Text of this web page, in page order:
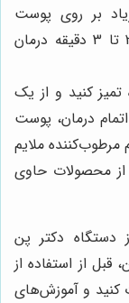
بر روی پوست
خودداری کنید. هر ناحیه را به مدت 2 تا 3 دقیقه درمان
تمیز کنید و از یک
درمان، پوست
مرطوب‌کننده ملایم
از محصولات حاوی
دستگاه دکتر پن
از استفاده از
و آموزش‌های